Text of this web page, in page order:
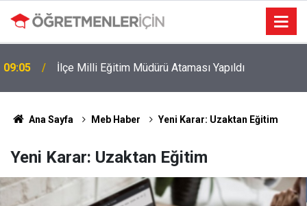
09:05 İlçe Milli Eğitim Müdürü Ataması Yapıldı
19:00
MEB e-Kayıt Sonuçları e-Devlet'te: İşte Sorgulama
Ekranı ve Nakil Detayları
Ana Sayfa Meb Haber Yeni Karar: Uzaktan Eğitim
Yeni Karar: Uzaktan Eğitim